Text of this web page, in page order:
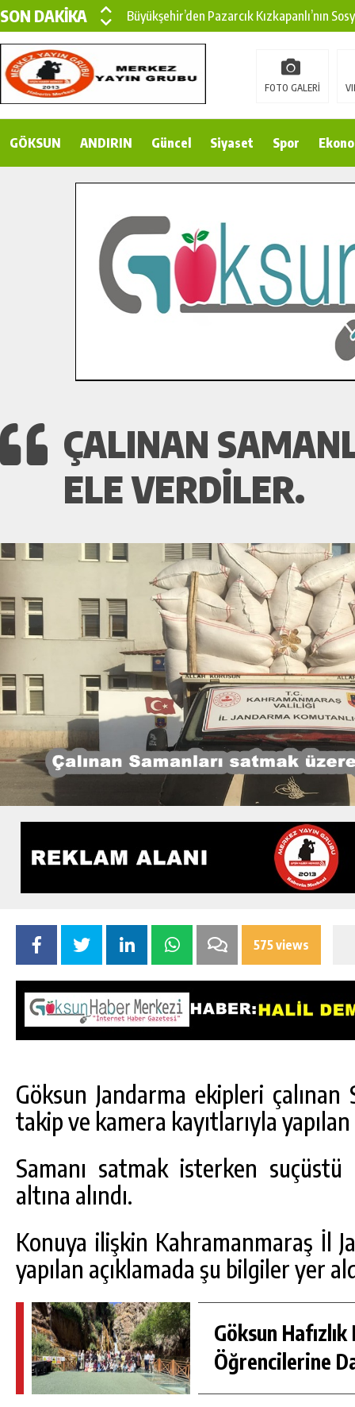
SON DAKİKA
Büyükşehir’den Pazarcık Kızkapanlı’nın
Büyükşehir’den Pazarcık Kırsalına Modern
Çin’den KSÜ’ye Uluslararası Başarı:
Gençler Pusula Maraş Kampında Yeni
İlçe Jandarma Komutanı Karakaya’dan
Bertiz’in Yeni Köprüsünde Sona Doğru.
FOTO GALERİ
GÖKSUN ANDIRIN Güncel Siyaset Spor
ÇALINAN
ELE VERDILER.
575 views
Göksun Jandarma ekipleri çalınan
takip ve kamera kayıtlarıyla
Samanı satmak isterken
altına alındı.
Konuya ilişkin Kahramanmaraş İl
yapılan açıklamada şu bilgiler yer
Göksun Hafızlık
Öğrencilerine
GÜNLÜK HABER AKIŞI
GÖKSUN HAFIZLIK KIZ KUR’AN KURSU
ÖĞRENCILERINE DARENDE GEZISI.